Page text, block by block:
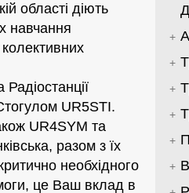
області діють
навчання
UR5STI.
UR4SYM та
разом з їх
необхідного
це Ваш вклад в